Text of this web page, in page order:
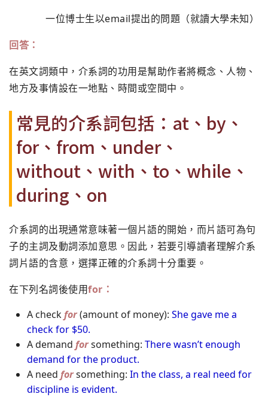
一位博士生以email提出的問題（就讀大學未知）
回答：
在英文詞類中，介系詞的功用是幫助作者將概念、人物、
地方及事情設在一地點、時間或空間中。
常見的介系詞包括：at、by、
for、from、under、
without、with、to、while、
during、on
介系詞的出現通常意味著一個片語的開始，而片語可為句
子的主詞及動詞添加意思。因此，若要引導讀者理解介系
詞片語的含意，選擇正確的介系詞十分重要。
在下列名詞後使用for ：
A checkfor(amount of money): She gave me a
check for $50.
A demand forsomething: There wasn’t enough
demand for the product.
A need forsomething: In the class, a real need for
discipline is evident.